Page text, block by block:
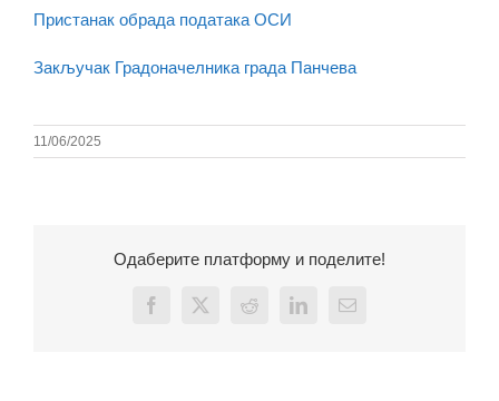
Пристанак обрада података ОСИ
Закључак Градоначелника града Панчева
11/06/2025
Одаберите платформу и поделите!
Facebook
X Reddit LinkedInEmail